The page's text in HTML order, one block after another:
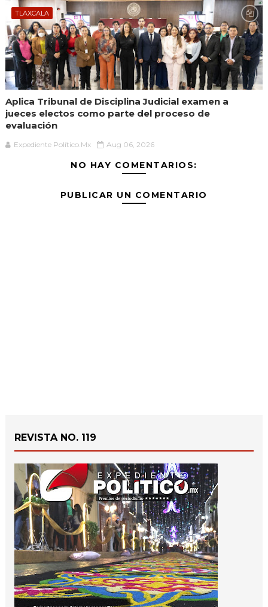
TLAXCALA
Aplica Tribunal de Disciplina Judicial examen a
jueces electos como parte del proceso de
evaluación
Expediente Político.Mx Aug 06, 2026
NO HAY COMENTARIOS:
PUBLICAR UN COMENTARIO
REVISTA NO. 119